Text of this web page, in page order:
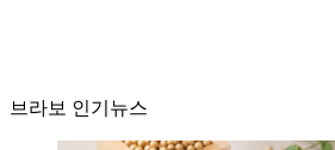
브라보 인기뉴스